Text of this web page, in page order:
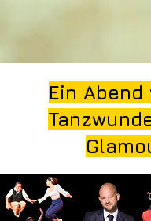
Ein